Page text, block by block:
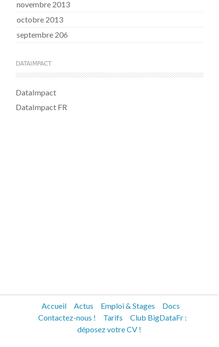
novembre 2013
octobre 2013
septembre 206
DATAIMPACT
DataImpact
DataImpact FR
Accueil Actus Emploi & Stages
Docs
Contactez-nous !
Tarifs
Club BigDataFr :
déposez votre CV !